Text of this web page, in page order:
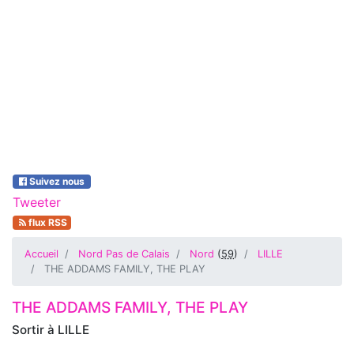
Suivez nous
Tweeter
flux RSS
Accueil Nord Pas de Calais Nord (59)
LILLE
THE ADDAMS FAMILY, THE PLAY
Sortir à LILLE
THE ADDAMS FAMILY, THE PLAY